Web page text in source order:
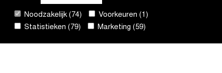
Noodzakelijk (74)
Voorkeuren (1)
Statistieken (79)
Marketing (59)
CONTACT